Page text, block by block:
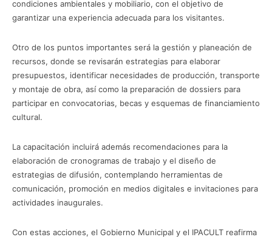
condiciones ambientales y mobiliario, con el objetivo de
garantizar una experiencia adecuada para los visitantes.
Otro de los puntos importantes será la gestión y planeación de
recursos, donde se revisarán estrategias para elaborar
presupuestos, identificar necesidades de producción, transporte
y montaje de obra, así como la preparación de dossiers para
participar en convocatorias, becas y esquemas de financiamiento
cultural.
La capacitación incluirá además recomendaciones para la
elaboración de cronogramas de trabajo y el diseño de
estrategias de difusión, contemplando herramientas de
comunicación, promoción en medios digitales e invitaciones para
actividades inaugurales.
Con estas acciones, el Gobierno Municipal y el IPACULT reafirma